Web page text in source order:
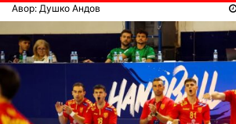
Авор: Душко Андов